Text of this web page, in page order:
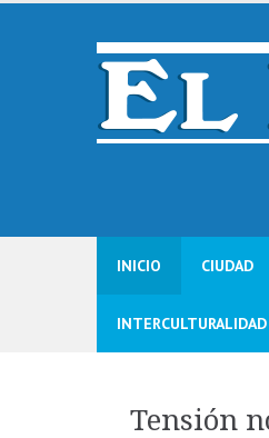
Skip
INICIO CIUDAD
INTERCULTURALIDAD
Tensión